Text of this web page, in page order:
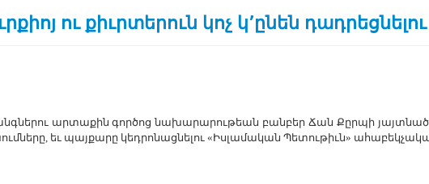
ու քիւրտերուն կոչ կ՚ընեն
ար­տա­քին գոր­ծոց նա­խա­րա­րու­թեան բան­բեր ­Ճան ­Քըր­պի յայտ­նած
եւ պայ­քա­րը կեդ­րո­նաց­նե­լու «Իս­լա­մա­կան ­Պե­տու­թիւն»